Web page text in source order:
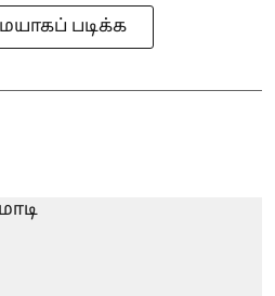
படிக்க